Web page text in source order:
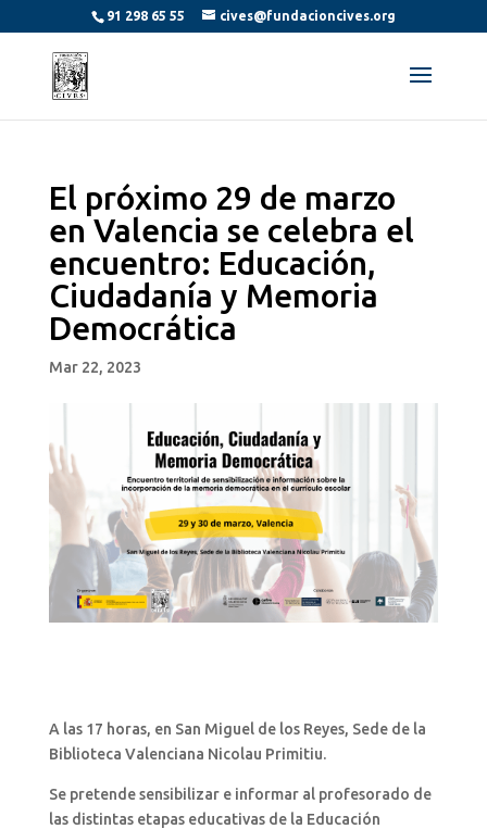
91 298 65 55 cives@fundacioncives.org
El próximo 29 de marzo
en Valencia se celebra el
encuentro: Educación,
Ciudadanía y Memoria
Democrática
Mar 22, 2023
A las 17 horas, en San Miguel de los Reyes, Sede de la
Biblioteca Valenciana Nicolau Primitiu.
Se pretende sensibilizar e informar al profesorado de
las distintas etapas educativas de la Educación